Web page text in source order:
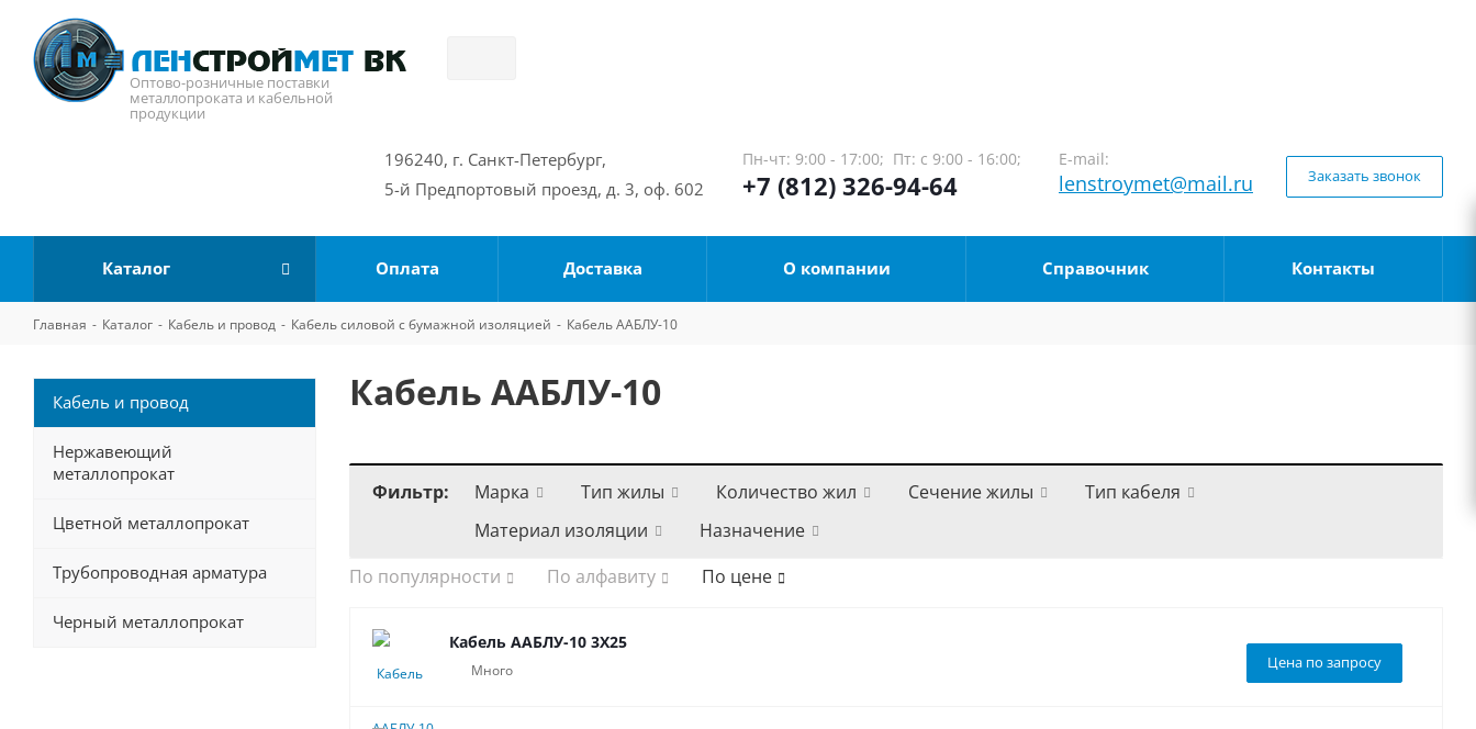
Оптово-розничные поставки
металлопроката и кабельной
продукции
196240, г. Санкт-Петербург,
5-й Предпортовый проезд, д. 3, оф. 602
Пн-чт: 9:00 - 17:00; Пт: с 9:00 - 16:00;
+7 (812) 326-94-64
E-mail:
lenstroymet@mail.ru Заказать звонок
Каталог Оплата Доставка О компании Справочник Контакты
Главная - Каталог - Кабель и провод - Кабель силовой с бумажной изоляцией - Кабель ААБЛУ-10
Кабель ААБЛУ-10
Фильтр: Марка Тип жилы Количество жил Сечение жилы
Тип кабеля
Материал изоляции
Назначение
По популярности
По алфавиту По цене
Кабель ААБЛУ-10 3Х25
Много Цена по запросу
Кабель и провод
Нержавеющий
металлопрокат
Цветной металлопрокат
Трубопроводная арматура
Черный металлопрокат